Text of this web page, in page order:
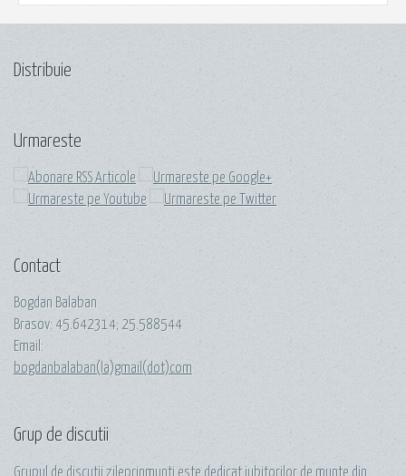
Distribuie
Urmareste
Contact
Bogdan Balaban
Brasov: 45.642314; 25.588544
Email:
bogdanbalaban(la)gmail(dot)com
Grup de discutii
Grupul de discutiizileprinmunti este dedicat iubitorilor de munte din